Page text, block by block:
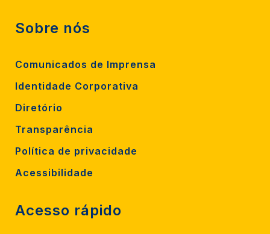
Sobre nós
Comunicados de Imprensa
Identidade Corporativa
Diretório
Transparência
Política de privacidade
Acessibilidade
Acesso rápido